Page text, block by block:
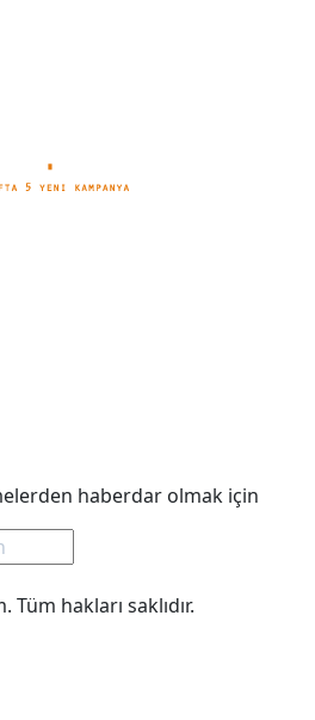
haberdar olmak için
hakları saklıdır.